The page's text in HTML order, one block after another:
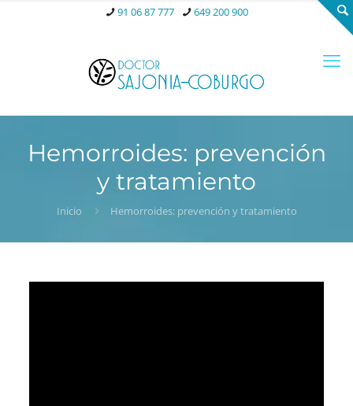
91 06 87 777 649 200 900
Hemorroides: prevención
y tratamiento
Inicio Hemorroides: prevención y tratamiento